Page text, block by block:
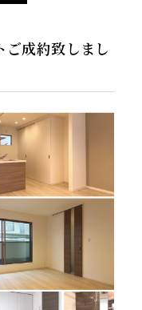
成約致しまし